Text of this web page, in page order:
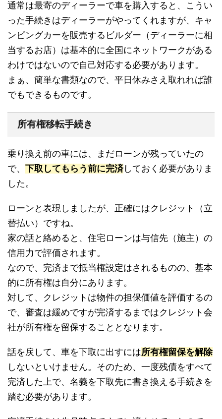
通常は最寄のディーラーで車を購入すると、こうい
った手続きはディーラーがやってくれますが、キャ
ンピングカーを販売するビルダー（ディーラーに相
当するお店）は基本的に全国にネットワークがある
わけではないので自己対応する必要があります。
まぁ、簡単な書類なので、平日休みさえ取れれば誰
でもできるものです。
所有権移転手続き
乗り換え前の車には、まだローンが残っていたの
で、 下取してもらう前に完済しておく必要がありま
した。
ローンと表現しましたが、正確にはクレジット（立
替払い）ですね。
家の話と絡めると、住宅ローンは与信先（施主）の
信用力で評価されます。
なので、完済まで抵当権設定はされるものの、基本
的に所有権は自分にあります。
対して、クレジットは物件の担保価値を評価するの
で、審査は緩めですが完済するまではクレジット会
社が所有権を留保することとなります。
話を戻して、車を下取に出すには所有権留保を解除
しないといけません。そのため、一度残債をすべて
完済した上で、名義を下取先に書き換える手続きを
踏む必要があります。